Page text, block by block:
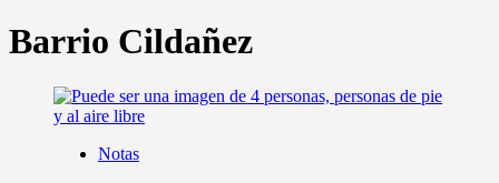
Barrio Cildañez
Notas